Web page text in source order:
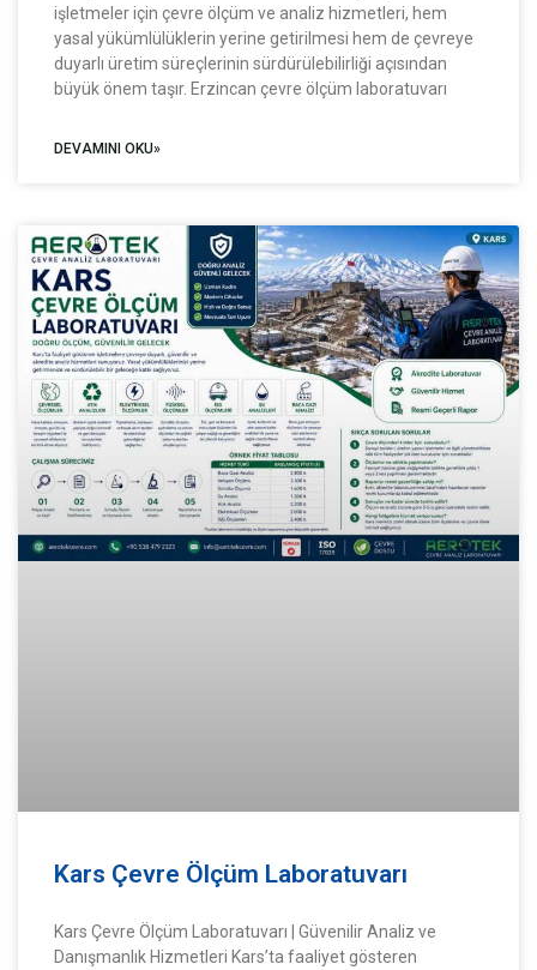
işletmeler için çevre ölçüm ve analiz hizmetleri, hem
yasal yükümlülüklerin yerine getirilmesi hem de çevreye
duyarlı üretim süreçlerinin sürdürülebilirliği açısından
büyük önem taşır. Erzincan çevre ölçüm laboratuvarı
DEVAMINI OKU»
Kars Çevre Ölçüm Laboratuvarı
Kars Çevre Ölçüm Laboratuvarı | Güvenilir Analiz ve
Danışmanlık Hizmetleri Kars’ta faaliyet gösteren